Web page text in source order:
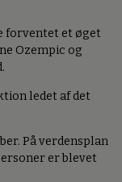
forventet et øget
Ozempic og
ledet af det
På verdensplan
er blevet